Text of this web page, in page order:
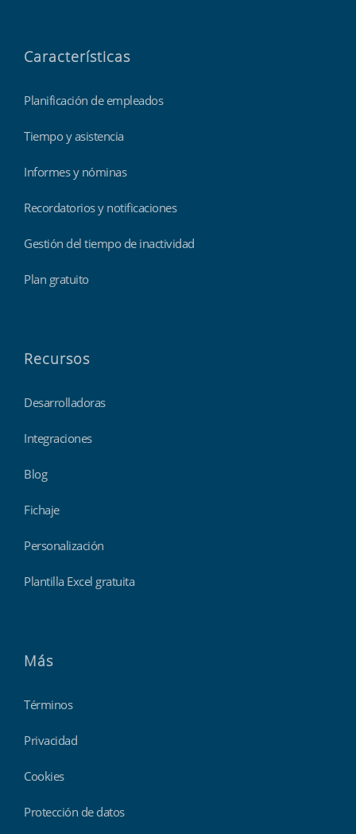
Características
Planificación de empleados
Tiempo y asistencia
Informes y nóminas
Recordatorios y notificaciones
Gestión del tiempo de inactividad
Plan gratuito
Recursos
Desarrolladoras
Integraciones
Blog
Fichaje
Personalización
Plantilla Excel gratuita
Más
Términos
Privacidad
Cookies
Protección de datos